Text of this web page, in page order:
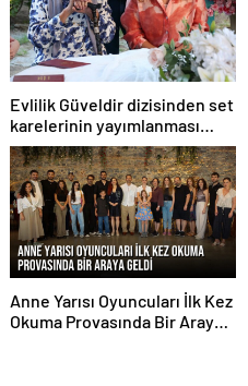
Evlilik Güveldir dizisinden set
karelerinin yayımlanması
sürüyor
Anne Yarısı Oyuncuları İlk Kez
Okuma Provasında Bir Araya